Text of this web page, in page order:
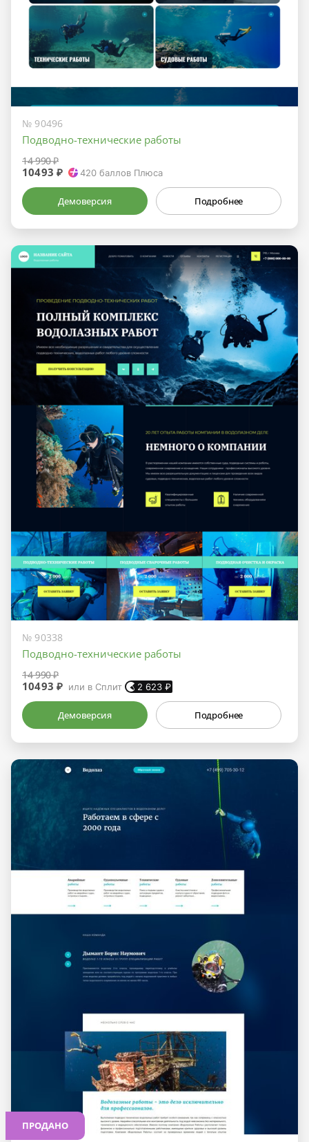
№ 90496
Подводно-технические работы
14 990 ₽
10493 ₽ 420 баллов Плюса
Демоверсия Подробнее
№ 90338
Подводно-технические работы
14 990 ₽
10493 ₽ или в Сплит 2 623 ₽
Демоверсия Подробнее
ПРОДАНО